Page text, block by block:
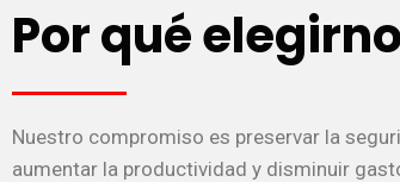
Por qué
Nuestro compromiso es preservar la
aumentar la productividad y disminuir